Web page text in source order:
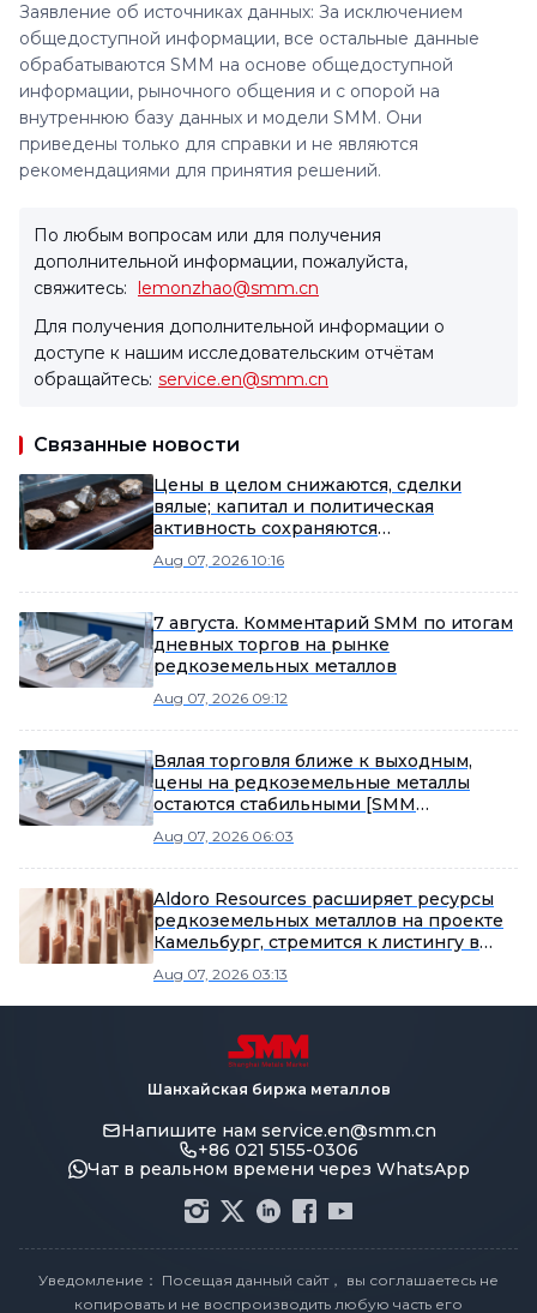
Заявление об источниках данных: За исключением
общедоступной информации, все остальные данные
обрабатываются SMM на основе общедоступной
информации, рыночного общения и с опорой на
внутреннюю базу данных и модели SMM. Они
приведены только для справки и не являются
рекомендациями для принятия решений.
По любым вопросам или для получения
дополнительной информации, пожалуйста,
свяжитесь: lemonzhao@smm.cn
Для получения дополнительной информации о
доступе к нашим исследовательским отчётам
обращайтесь: service.en@smm.cn
Связанные новости
Цены в целом снижаются, сделки
вялые; капитал и политическая
активность сохраняются
редкоземельных металлов за
пределами Китая от SMM]
Aug 07, 2026 10:16
7 августа. Комментарий SMM по итогам
дневных торгов на рынке
редкоземельных металлов
Aug 07, 2026 09:12
Вялая торговля ближе к выходным,
цены на редкоземельные металлы
остаются стабильными [SMM
редкоземельных металлов]
Aug 07, 2026 06:03
Aldoro Resources расширяет ресурсы
редкоземельных металлов на проекте
Камельбург, стремится к листингу в
Aug 07, 2026 03:13
Шанхайская биржа металлов
Напишите нам service.en@smm.cn
+86 021 5155-0306
Чат в реальном времени через WhatsApp
Уведомление： Посещая данный сайт， вы соглашаетесь не
копировать и не воспроизводить любую часть его